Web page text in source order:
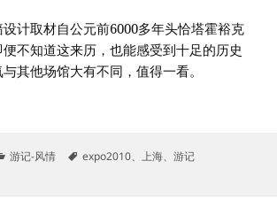
计取材自公元前6000多年头恰塔霍裕克
不知道这来历，也能感受到十足的历史
其他场馆大有不同，值得一看。
会图记－连载之二－土耳其馆
分
游记-风情
标
expo2010、上海、游记
－连载之二－土耳其馆